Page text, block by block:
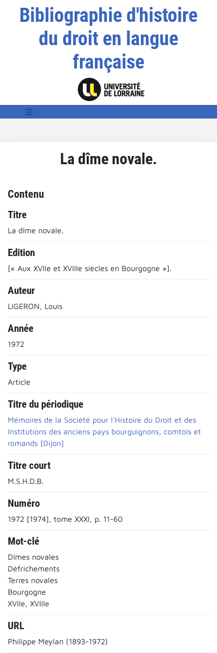
Bibliographie d'histoire
du droit en langue
française
La dîme novale.
Contenu
Titre
La dîme novale.
Edition
[« Aux XVIIe et XVIIIe siècles en Bourgogne »].
Auteur
LIGERON, Louis
Année
1972
Type
Article
Titre du périodique
Mémoires de la Société pour l'Histoire du Droit et des
Institutions des anciens pays bourguignons, comtois et
romands [Dijon]
Titre court
M.S.H.D.B.
Numéro
1972 [1974], tome XXXI, p. 11-60
Mot-clé
Dîmes novales
Défrichements
Terres novales
Bourgogne
XVIIe, XVIIIe
URL
Philippe Meylan (1893-1972)